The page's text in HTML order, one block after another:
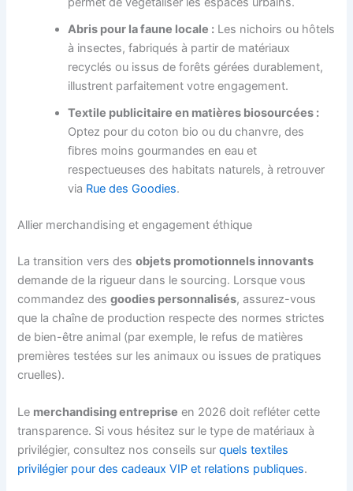
Abris pour la faune locale : Les nichoirs ou hôtels
à insectes, fabriqués à partir de matériaux
recyclés ou issus de forêts gérées durablement,
illustrent parfaitement votre engagement.
Textile publicitaire en matières biosourcées :
Optez pour du coton bio ou du chanvre, des
fibres moins gourmandes en eau et
respectueuses des habitats naturels, à retrouver
via Rue des Goodies.
Allier merchandising et engagement éthique
La transition vers desobjets promotionnels innovants
demande de la rigueur dans le sourcing. Lorsque vous
commandez desgoodies personnalisés, assurez-vous
que la chaîne de production respecte des normes strictes
de bien-être animal (par exemple, le refus de matières
premières testées sur les animaux ou issues de pratiques
cruelles).
Le merchandising entreprise en 2026 doit refléter cette
transparence. Si vous hésitez sur le type de matériaux à
privilégier, consultez nos conseils surquels textiles
privilégier pour des cadeaux VIP et relations publiques.